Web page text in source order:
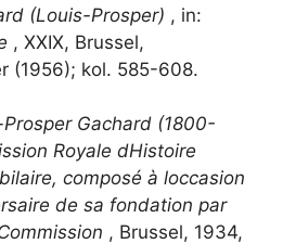
(Louis-Prosper) , in:
, XXIX, Brussel,
(1956); kol. 585-608.
Gachard (1800-
Royale dHistoire
composé à loccasion
de sa fondation par
, Brussel, 1934,